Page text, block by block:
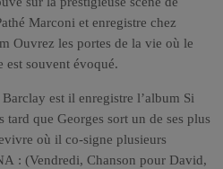
Marconi et enregistre chez
Ouvrez les portes de la vie où le
est souvent évoqué.
est il enregistre l’album Si
tard que Georges sort un de ses plus
où il co-signe plusieurs
: (Vendredi, Chanson pour David,